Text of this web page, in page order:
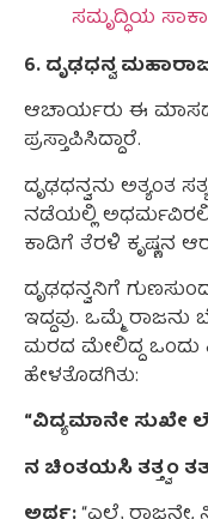
ಸಮೃದ್ಧಿಯ
6. ದೃಢಧನ್ವ
ಆಚಾರ್ಯರು ಈ
ಪ್ರಸ್ತಾಪಿಸಿದ್ದಾರೆ.
ದೃಢಧನ್ವನು ಅತ್ಯಂತ
ನಡೆಯಲ್ಲಿ
ಕಾಡಿಗೆ ತೆರಳಿ ಕೃಷ್ಣನ
ದೃಢಧನ್ವನಿಗೆ
ಇದ್ದವು. ಒಮ್ಮೆ
ಮರದ ಮೇಲಿದ್ದ ಒಂದು
ಹೇಳತೊಡಗಿತು:
“ವಿದ್ಯಮಾನೇ ಸುಖೇ
ನ ಚಿಂತಯಸಿ ತತ್ತ್ವಂ